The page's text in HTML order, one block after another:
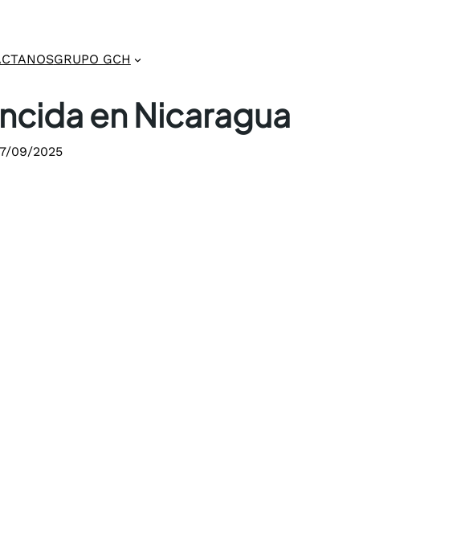
GRUPO GCH
en Nicaragua
09/2025